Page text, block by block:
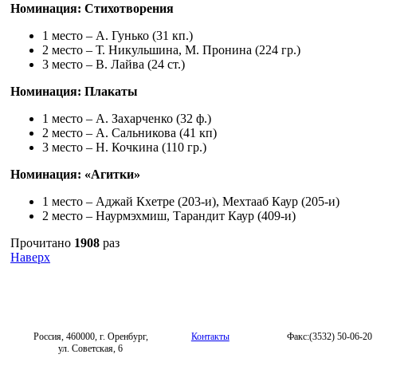
Номинация: Стихотворения
1 место – А. Гунько (31 кп.)
2 место – Т. Никульшина, М. Пронина (224 гр.)
3 место – В. Лайва (24 ст.)
Номинация: Плакаты
1 место – А. Захарченко (32 ф.)
2 место – А. Сальникова (41 кп)
3 место – Н. Кочкина (110 гр.)
Номинация: «Агитки»
1 место – Аджай Кхетре (203-и), Мехтааб Каур (205-и)
2 место – Наурмэхмиш, Тарандит Каур (409-и)
Прочитано 1908 раз
Наверх
Россия, 460000, г. Оренбург,
ул. Советская, 6
Контакты Факс:(3532) 50-06-20